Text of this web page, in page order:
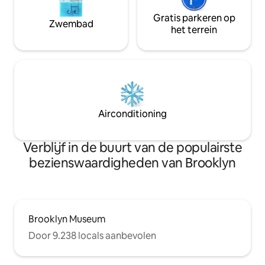
Zwembad
Gratis parkeren op
het terrein
Airconditioning
Verblijf in de buurt van de populairste
bezienswaardigheden van Brooklyn
Brooklyn Museum
Door 9.238 locals aanbevolen